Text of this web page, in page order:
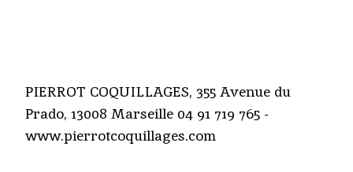
PIERROT COQUILLAGES, 355 Avenue du
Prado, 13008 Marseille 04 91 719 765 -
www.pierrotcoquillages.com